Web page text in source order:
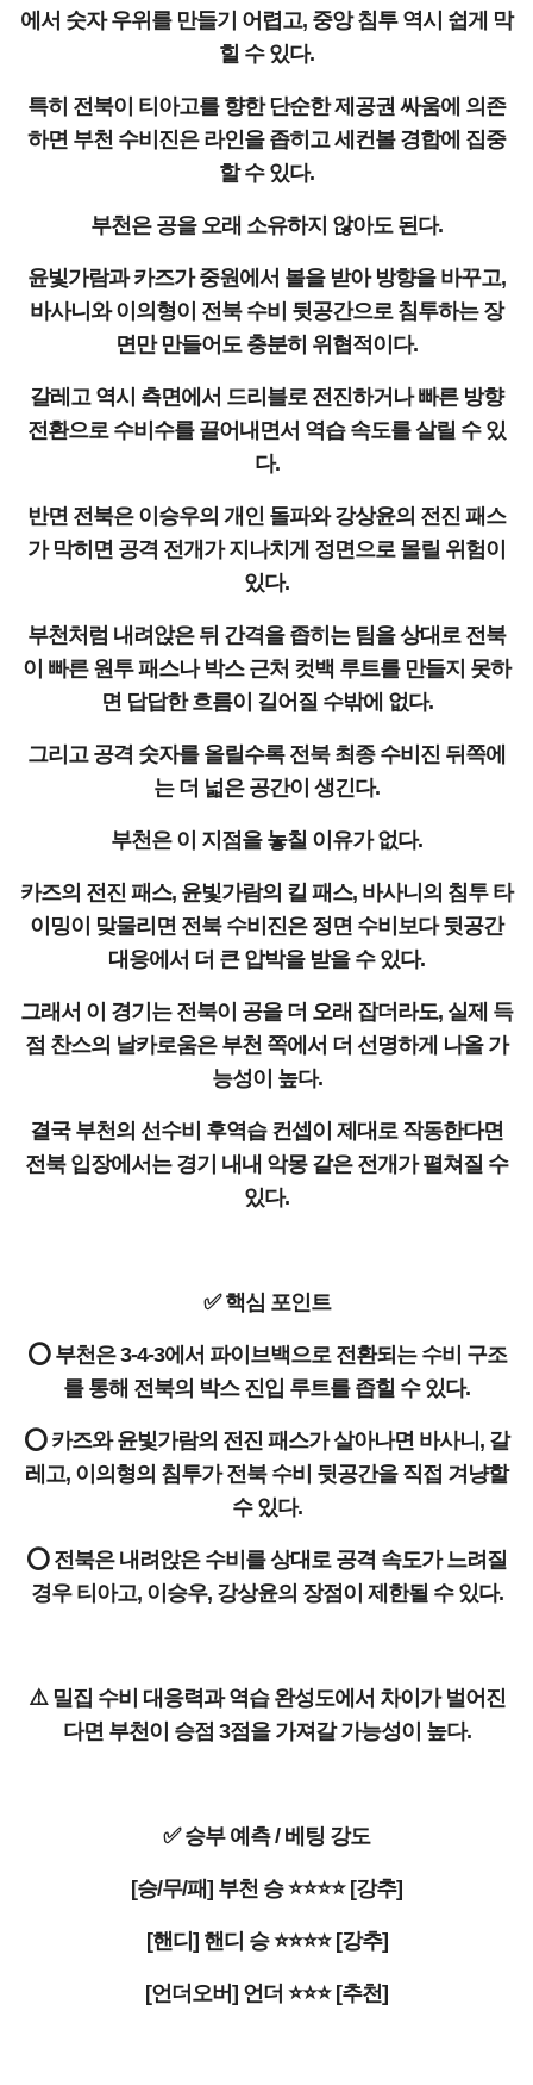
에서 숫자 우위를 만들기 어렵고, 중앙 침투 역시 쉽게 막
힐 수 있다.
특히 전북이 티아고를 향한 단순한 제공권 싸움에 의존
하면 부천 수비진은 라인을 좁히고 세컨볼 경합에 집중
할 수 있다.
부천은 공을 오래 소유하지 않아도 된다.
윤빛가람과 카즈가 중원에서 볼을 받아 방향을 바꾸고,
바사니와 이의형이 전북 수비 뒷공간으로 침투하는 장
면만 만들어도 충분히 위협적이다.
갈레고 역시 측면에서 드리블로 전진하거나 빠른 방향
전환으로 수비수를 끌어내면서 역습 속도를 살릴 수 있
다.
반면 전북은 이승우의 개인 돌파와 강상윤의 전진 패스
가 막히면 공격 전개가 지나치게 정면으로 몰릴 위험이
있다.
부천처럼 내려앉은 뒤 간격을 좁히는 팀을 상대로 전북
이 빠른 원투 패스나 박스 근처 컷백 루트를 만들지 못하
면 답답한 흐름이 길어질 수밖에 없다.
그리고 공격 숫자를 올릴수록 전북 최종 수비진 뒤쪽에
는 더 넓은 공간이 생긴다.
부천은 이 지점을 놓칠 이유가 없다.
카즈의 전진 패스, 윤빛가람의 킬 패스, 바사니의 침투 타
이밍이 맞물리면 전북 수비진은 정면 수비보다 뒷공간
대응에서 더 큰 압박을 받을 수 있다.
그래서 이 경기는 전북이 공을 더 오래 잡더라도, 실제 득
점 찬스의 날카로움은 부천 쪽에서 더 선명하게 나올 가
능성이 높다.
결국 부천의 선수비 후역습 컨셉이 제대로 작동한다면
전북 입장에서는 경기 내내 악몽 같은 전개가 펼쳐질 수
있다.
✅ 핵심 포인트
⭕ 부천은 3-4-3에서 파이브백으로 전환되는 수비 구조
를 통해 전북의 박스 진입 루트를 좁힐 수 있다.
⭕ 카즈와 윤빛가람의 전진 패스가 살아나면 바사니, 갈
레고, 이의형의 침투가 전북 수비 뒷공간을 직접 겨냥할
수 있다.
⭕ 전북은 내려앉은 수비를 상대로 공격 속도가 느려질
경우 티아고, 이승우, 강상윤의 장점이 제한될 수 있다.
⚠️ 밀집 수비 대응력과 역습 완성도에서 차이가 벌어진
다면 부천이 승점 3점을 가져갈 가능성이 높다.
✅ 승부 예측 / 베팅 강도
[승/무/패] 부천 승 ⭐⭐⭐⭐ [강추]
[핸디] 핸디 승 ⭐⭐⭐⭐ [강추]
[언더오버] 언더 ⭐⭐⭐ [추천]